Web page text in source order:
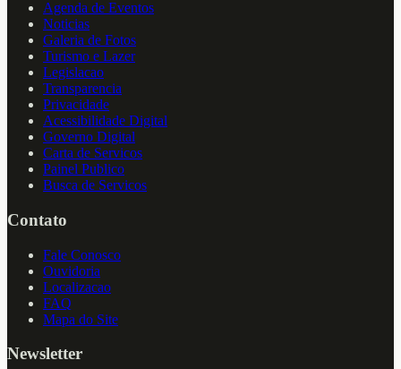
Agenda de Eventos
Noticias
Galeria de Fotos
Turismo e Lazer
Legislacao
Transparencia
Privacidade
Acessibilidade Digital
Governo Digital
Carta de Servicos
Painel Publico
Busca de Servicos
Contato
Fale Conosco
Ouvidoria
Localizacao
FAQ
Mapa do Site
Newsletter